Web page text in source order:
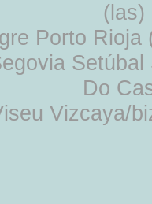
Porto
Do
Vizcaya/